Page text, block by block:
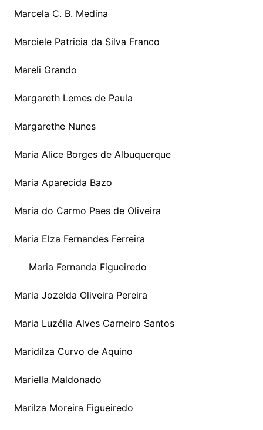
Marcela C. B. Medina
Marciele Patricia da Silva Franco
Mareli Grando
Margareth Lemes de Paula
Margarethe Nunes
Maria Alice Borges de Albuquerque
Maria Aparecida Bazo
Maria do Carmo Paes de Oliveira
Maria Elza Fernandes Ferreira
Maria Fernanda Figueiredo
Maria Jozelda Oliveira Pereira
Maria Luzélia Alves Carneiro Santos
Maridilza Curvo de Aquino
Mariella Maldonado
Marilza Moreira Figueiredo